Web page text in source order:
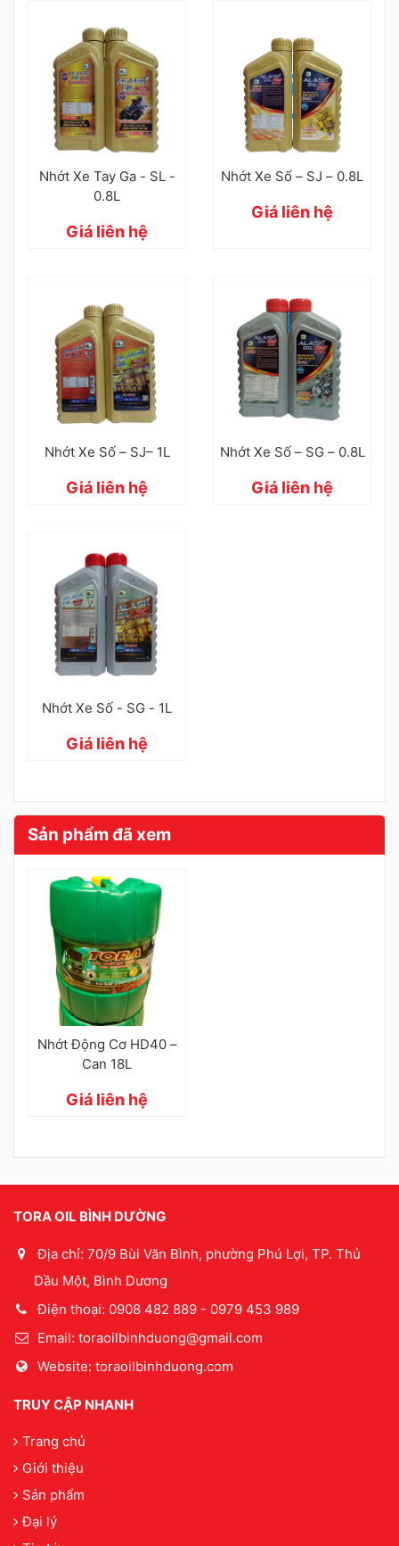
Nhớt Xe Tay Ga - SL -
0.8L
Giá liên hệ
Nhớt Xe Số – SJ – 0.8L
Giá liên hệ
Nhớt Xe Số – SJ– 1L
Giá liên hệ
Nhớt Xe Số – SG – 0.8L
Giá liên hệ
Nhớt Xe Số - SG - 1L
Giá liên hệ
Sản phẩm đã xem
Nhớt Động Cơ HD40 –
Can 18L
Giá liên hệ
TORA OIL BÌNH DƯỜNG
Địa chỉ: 70/9 Bùi Văn Bình, phường Phú Lợi, TP. Thủ
Dầu Một, Bình Dương
Điện thoại: 0908 482 889 - 0979 453 989
Email: toraoilbinhduong@gmail.com
Website: toraoilbinhduong.com
TRUY CẬP NHANH
Trang chủ
Giới thiệu
Sản phẩm
Đại lý